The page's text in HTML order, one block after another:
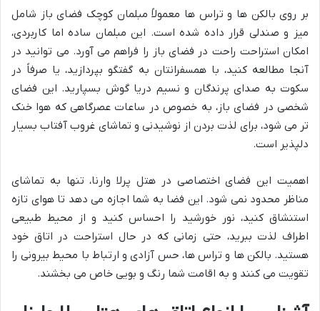
بر روی بالکن ها و تراس ها معمولاً مبلمان کوچک فضای باز شامل
میز و صندلی قرار داده شده است. این مبلمان ساده اما کاربردی،
امکان استراحت راحت در فضای باز را فراهم می آورد. می توانید در
آنجا مطالعه کنید، با همسفرانتان به گفتگو بپردازید، یا صرفاً در
سکوت به صدای پرندگان و نسیم دریا گوش بسپارید. این فضای
شخصی در فضای باز، به خصوص در ساعات عصرگاهی که هوا خنک
تر می شود، برای لذت بردن از نوشیدنی و تماشای غروب آفتاب بسیار
دلپذیر است.
اهمیت این فضای اختصاصی در هتل پرلا وارنا، تنها به تماشای
مناظر محدود نمی شود. این فضا به شما اجازه می دهد تا هوای تازه
استنشاق کنید، نور خورشید را احساس کنید و از محیط طبیعی
اطراف لذت ببرید، حتی زمانی که در حال استراحت در اتاق خود
هستید. بالکن ها و تراس ها، حس آزادی و ارتباط با محیط بیرونی را
تقویت می کنند و به اقامت شما رنگ و بویی خاص می بخشند.